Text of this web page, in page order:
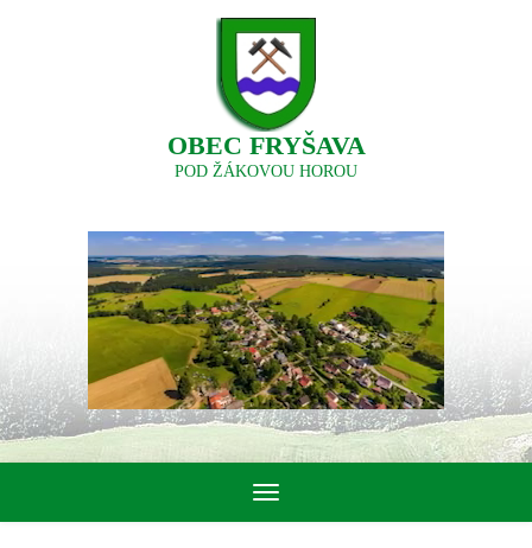
OBEC FRYŠAVA
POD ŽÁKOVOU HOROU
Toggle
navigation